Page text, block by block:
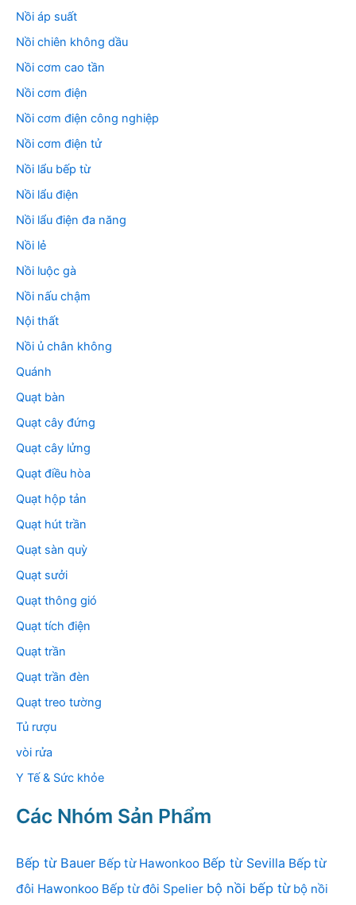
Nồi áp suất
Nồi chiên không dầu
Nồi cơm cao tần
Nồi cơm điện
Nồi cơm điện công nghiệp
Nồi cơm điện tử
Nồi lẩu bếp từ
Nồi lẩu điện
Nồi lẩu điện đa năng
Nồi lẻ
Nồi luộc gà
Nồi nấu chậm
Nội thất
Nồi ủ chân không
Quánh
Quạt bàn
Quạt cây đứng
Quạt cây lửng
Quạt điều hòa
Quạt hộp tản
Quạt hút trần
Quạt sàn quỳ
Quạt sưởi
Quạt thông gió
Quạt tích điện
Quạt trần
Quạt trần đèn
Quạt treo tường
Tủ rượu
vòi rửa
Y Tế & Sức khỏe
Các Nhóm Sản Phẩm
Bếp từ Bauer Bếp từ Hawonkoo Bếp từ Sevilla Bếp từ
đôi Hawonkoo Bếp từ đôi Spelier bộ nồi bếp từ bộ nồi